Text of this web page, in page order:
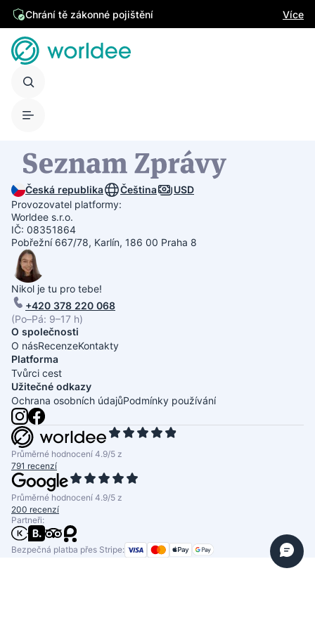
Chrání tě zákonné pojištění Více
Česká republika Čeština
USD
Provozovatel platformy:
Worldee s.r.o.
IČ: 08351864
Pobřežní 667/78, Karlín, 186 00 Praha 8
Nikol je tu pro tebe!
+420 378 220 068
(Po–Pá: 9–17 h)
O společnosti
O násRecenzeKontakty
Platforma
Tvůrci cest
Užitečné odkazy
Ochrana osobních údajůPodmínky používání
Průměrné hodnocení 4.9/5 z
791 recenzí
Průměrné hodnocení 4.9/5 z
200 recenzí
Partneři:
Bezpečná platba přes Stripe: